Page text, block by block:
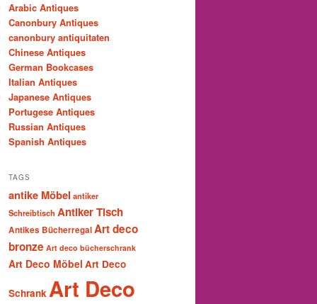
Arabic Antiques
Canonbury Antiques
canonbury antiquitaten
Chinese Antiques
German Bookcases
Italian Antiques
Japanese Antiques
Portugese Antiques
Russian Antiques
Spanish Antiques
TAGS
antike Möbel antiker
Schreibtisch Antiker Tisch
Antikes BücherregalArt deco
bronze Art deco bücherschrank
Art Deco Möbel Art Deco
Schrank Art Deco